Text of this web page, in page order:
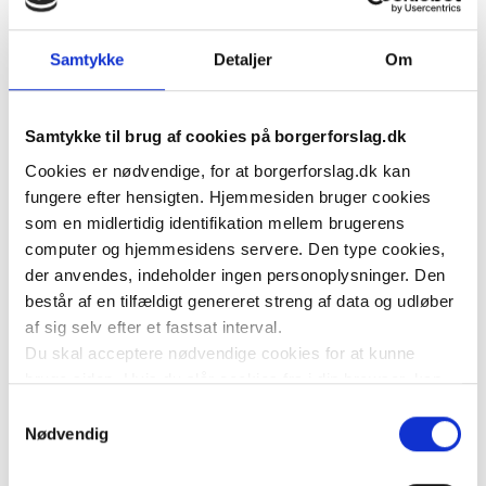
Samtykke Detaljer Om
Samtykke til brug af cookies på borgerforslag.dk
Cookies er nødvendige, for at borgerforslag.dk kan
fungere efter hensigten. Hjemmesiden bruger cookies
som en midlertidig identifikation mellem brugerens
computer og hjemmesidens servere. Den type cookies,
der anvendes, indeholder ingen personoplysninger. Den
består af en tilfældigt genereret streng af data og udløber
af sig selv efter et fastsat interval.
Du skal acceptere nødvendige cookies for at kunne
bruge siden. Hvis du slår cookies fra i din browser, kan
hovedstiller, acceptere at være medstiller af forslag eller
Nødvendig
Det konkrete konkurrenceproblem i realkreditten:
Den danske realkreditmodel er internationalt
begrænset. En central forklaring er
realkreditinstitutternes fundingstruktur.
I dag udsteder hvert institut sine egne obligationer,
hvilket medfører mindre obligationsserier, lavere
likviditet og højere fundingomkostninger. Disse
forskelle afspejler ikke variationer i kreditrisiko, men
alene institutternes fundingforhold.
Samtidig er det forbundet med betydelige
Et skift kræver indfrielse og nyudstedelse af